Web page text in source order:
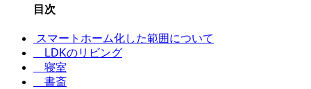
目次
スマートホーム化した範囲について
LDKのリビング
寝室
書斎